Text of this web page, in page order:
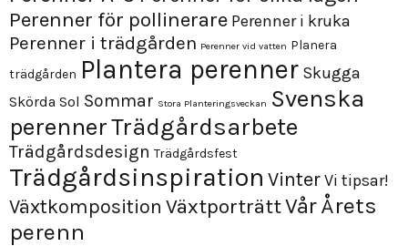
Perenner för pollinerare Perenner i kruka
Perenner i trädgården Perenner vid vatten Planera
trädgården Plantera perenner Skugga
Skörda Sol Sommar Stora Planteringsveckan Svenska
perennerTrädgårdsarbete
Trädgårdsdesign Trädgårdsfest
Trädgårdsinspiration VinterVi tipsar!
Växtkomposition VäxtporträttVårÅrets
perenn